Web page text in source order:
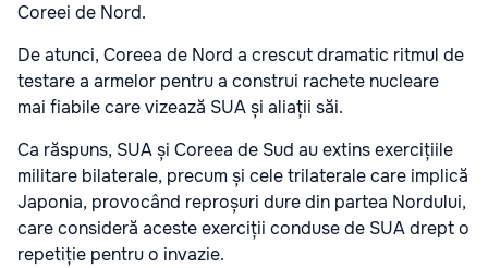
Coreei de Nord.
De atunci, Coreea de Nord a crescut dramatic ritmul de
testare a armelor pentru a construi rachete nucleare
mai fiabile care vizează SUA și aliații săi.
Ca răspuns, SUA și Coreea de Sud au extins exercițiile
militare bilaterale, precum și cele trilaterale care implică
Japonia, provocând reproșuri dure din partea Nordului,
care consideră aceste exerciții conduse de SUA drept o
repetiție pentru o invazie.